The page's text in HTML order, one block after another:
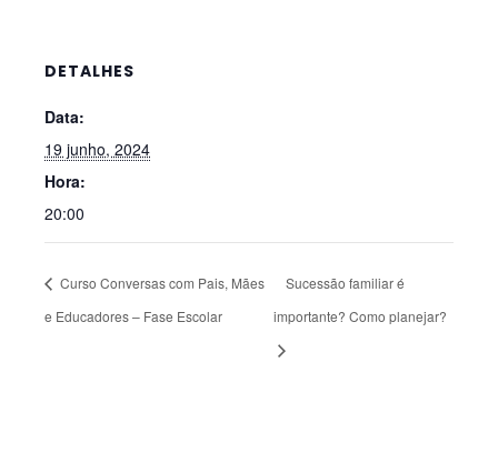
DETALHES
Data:
19 junho, 2024
Hora:
20:00
Curso Conversas com Pais, Mães
e Educadores – Fase Escolar
Sucessão familiar é
importante? Como planejar?